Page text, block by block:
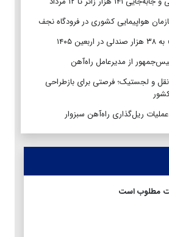
هواپیمایی کشوری در فرودگاه نجف
۱۴۰۵
از مدیرعامل راه‌آهن
و لجستیک؛ فرصتی برای بازطراحی
ریل‌گذاری راه‌آهن سبزوار
مطلوب است